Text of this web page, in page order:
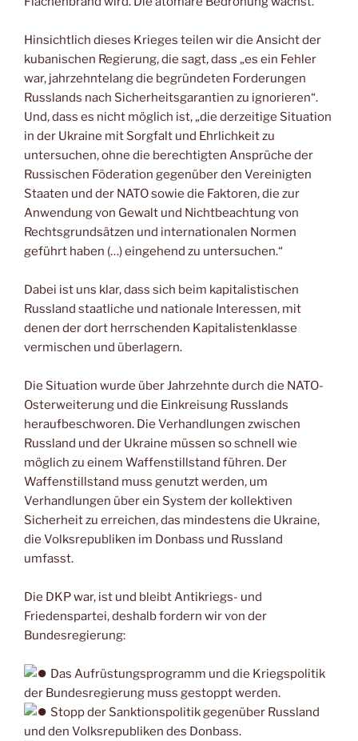
Hinsichtlich dieses Krieges teilen wir die Ansicht der
kubanischen Regierung, die sagt, dass „es ein Fehler
war, jahrzehntelang die begründeten Forderungen
Russlands nach Sicherheitsgarantien zu ignorieren“.
Und, dass es nicht möglich ist, „die derzeitige Situation
in der Ukraine mit Sorgfalt und Ehrlichkeit zu
untersuchen, ohne die berechtigten Ansprüche der
Russischen Föderation gegenüber den Vereinigten
Staaten und der NATO sowie die Faktoren, die zur
Anwendung von Gewalt und Nichtbeachtung von
Rechtsgrundsätzen und internationalen Normen
geführt haben (…) eingehend zu untersuchen.“
Dabei ist uns klar, dass sich beim kapitalistischen
Russland staatliche und nationale Interessen, mit
denen der dort herrschenden Kapitalistenklasse
vermischen und überlagern.
Die Situation wurde über Jahrzehnte durch die NATO-
Osterweiterung und die Einkreisung Russlands
heraufbeschworen. Die Verhandlungen zwischen
Russland und der Ukraine müssen so schnell wie
möglich zu einem Waffenstillstand führen. Der
Waffenstillstand muss genutzt werden, um
Verhandlungen über ein System der kollektiven
Sicherheit zu erreichen, das mindestens die Ukraine,
die Volksrepubliken im Donbass und Russland
umfasst.
Die DKP war, ist und bleibt Antikriegs- und
Friedenspartei, deshalb fordern wir von der
Bundesregierung:
Das Aufrüstungsprogramm und die Kriegspolitik
der Bundesregierung muss gestoppt werden.
Stopp der Sanktionspolitik gegenüber Russland
und den Volksrepubliken des Donbass.